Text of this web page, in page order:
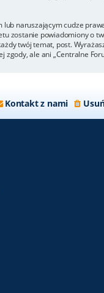
naruszającym cudze
zostanie powiadomiony o
twój temat, post.
ale ani „Centralne
Kontakt z nami